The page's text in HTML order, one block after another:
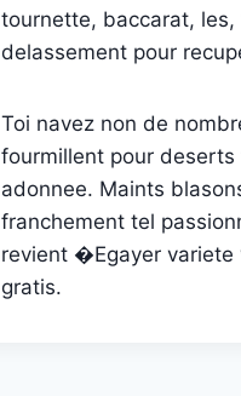
tournette, baccarat,
delassement pour
Toi navez non de
fourmillent pour
adonnee. Maints
franchement tel
revient �Egayer
gratis.